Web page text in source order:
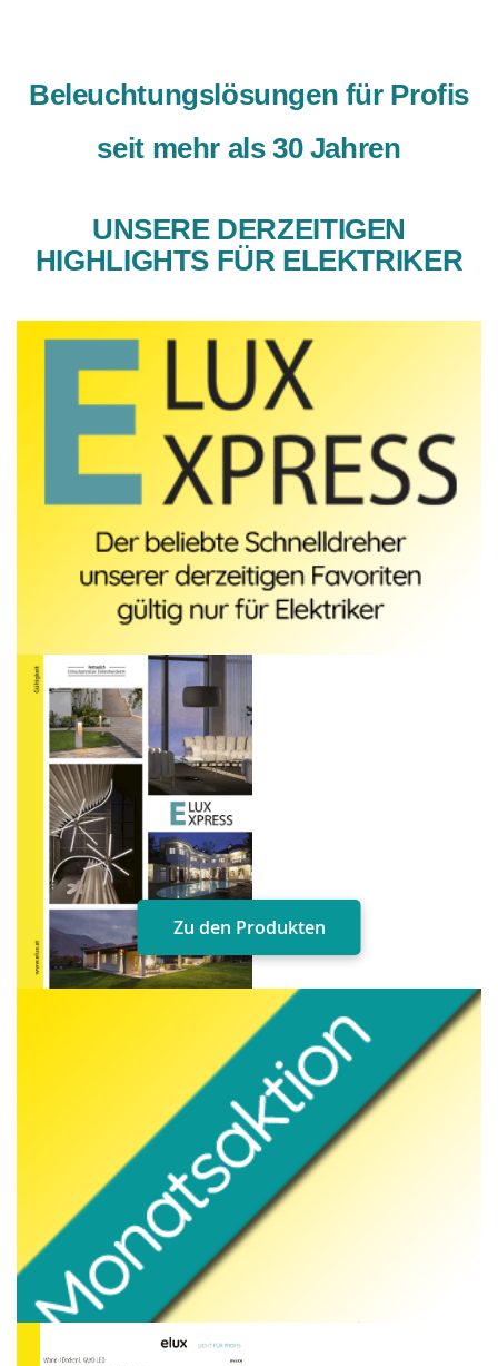
Beleuchtungslösungen für Profis
seit mehr als 30 Jahren
UNSERE DERZEITIGEN
HIGHLIGHTS FÜR ELEKTRIKER
Zu den Produkten